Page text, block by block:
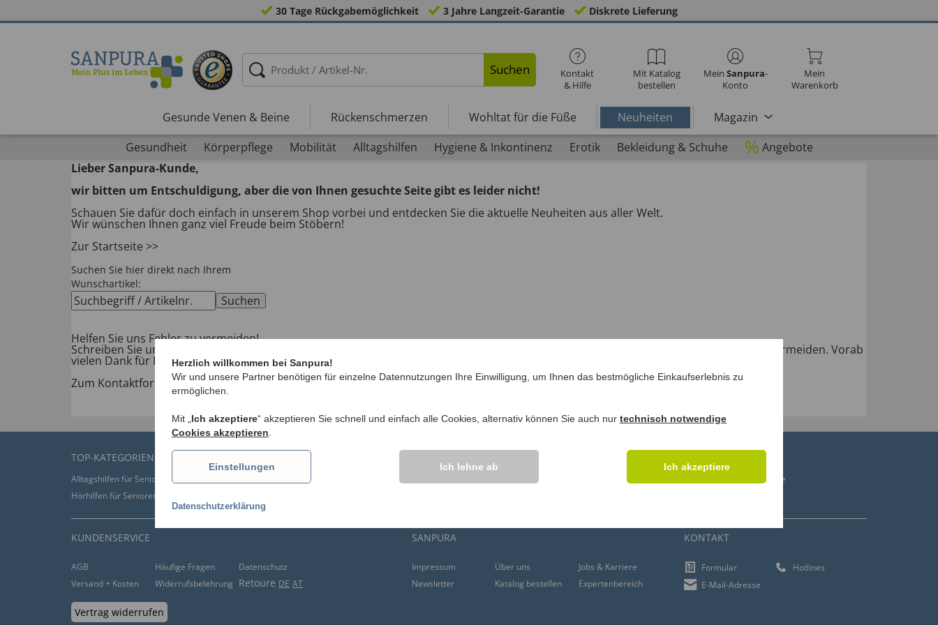
30 Tage Rückgabemöglichkeit 3 Jahre Langzeit-Garantie Diskrete Lieferung
Suchen
Kontakt
& Hilfe
Mit Katalog
bestellen
Mein Sanpura-
Konto
Mein
Warenkorb
Gesunde Venen & Beine Rückenschmerzen Wohltat für die Füße Neuheiten
Magazin
Gesundheit
Körperpflege Mobilität Alltagshilfen Hygiene & Inkontinenz Erotik Bekleidung & Schuhe % Angebote
Lieber Sanpura-Kunde,
wir bitten um Entschuldigung, aber die von Ihnen gesuchte Seite gibt es leider nicht!
Schauen Sie dafür doch einfach in unserem Shop vorbei und entdecken Sie die aktuelle Neuheiten aus aller Welt.
Wir wünschen Ihnen ganz viel Freude beim Stöbern!
Zur Startseite >>
Suchen Sie hier direkt nach Ihrem
Wunschartikel:
Helfen Sie uns Fehler zu vermeiden!
Schreiben Sie uns doch einfach auf welchem Weg Sie diese Seite erreicht haben und helfen Sie uns damit Fehler aufzudecken und zu vermeiden. Vorab
vielen Dank für Ihre Hilfe.
Zum Kontaktformular >>
TOP-KATEGORIEN
Alltagshilfen für Senioren Christopeit Sport Fitnessgeräte Freizeitanzüge Herren
Gastrock Gehstöcke
Hörhilfen für Senioren
KUNDENSERVICE
AGB Häufige Fragen
Datenschutz
Versand + Kosten
Widerrufsbelehrung Retoure DE AT
Vertrag widerrufen
SANPURA
Impressum Über uns
Jobs & Karriere
Newsletter
Katalog bestellen Expertenbereich
KONTAKT
Formular
Hotlines
E-Mail-Adresse
Herzlich willkommen bei Sanpura!
Wir und unsere Partner benötigen für einzelne Datennutzungen Ihre Einwilligung, um Ihnen das bestmögliche Einkaufserlebnis zu
ermöglichen.
Mit „ Ich akzeptiere“ akzeptieren Sie schnell und einfach alle Cookies, alternativ können Sie auch nur technisch notwendige
Cookies akzeptieren
Einstellungen Ich lehne ab Ich akzeptiere
Datenschutzerklärung